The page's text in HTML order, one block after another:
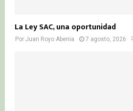
La Ley SAC, una oportunidad
Por Juan Royo Abenia 7 agosto, 2026